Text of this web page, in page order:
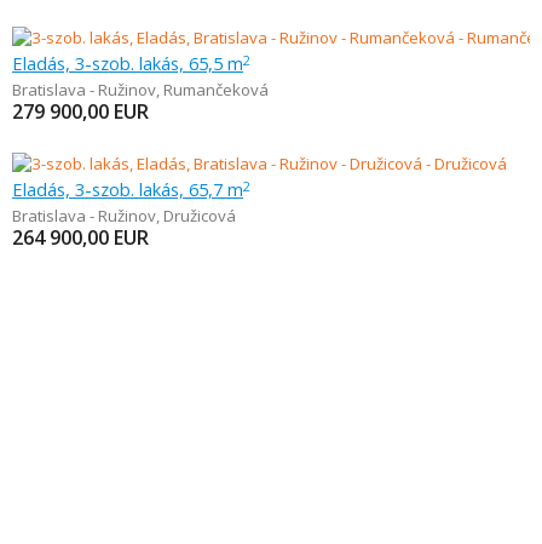
Eladás, 3-szob. lakás, 65,5 m2
Bratislava - Ružinov, Rumančeková
279 900,00 EUR
Eladás, 3-szob. lakás, 65,7 m2
Bratislava - Ružinov, Družicová
264 900,00 EUR